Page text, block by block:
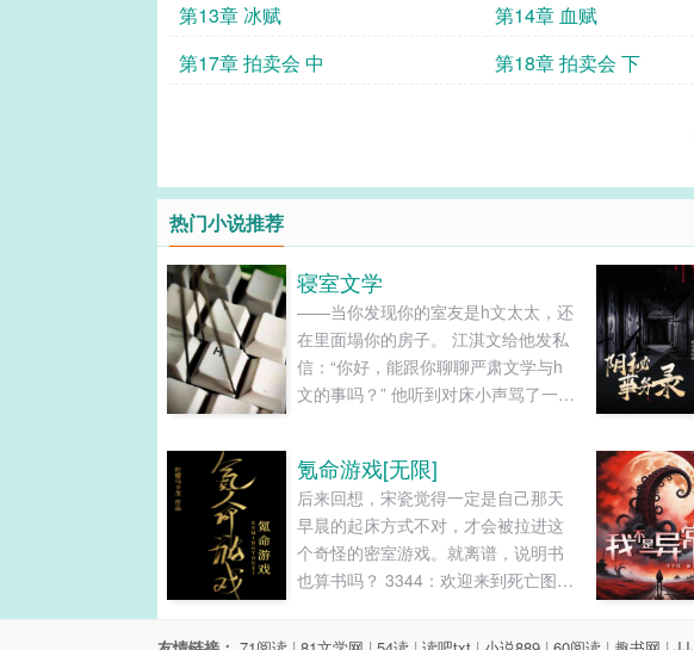
第13章 冰赋
第14章 血赋
第17章 拍卖会 中
第18章 拍卖会 下
热门小说推荐
寝室文学
——当你发现你的室友是h文太太，还
在里面塌你的房子。 江淇文给他发私
信：“你好，能跟你聊聊严肃文学与h
文的事吗？” 他听到对床小声骂了一
恭听。」 江淇文：…… 他咬牙切齿地
打字：“你不觉得严肃文学应该是纯洁
的，应该与h分开独立发展吗？” 对床
在床帘之下发出克制的鹅笑，“大清亡
了知道吗，你是你妈从石头缝里扒出
读十年书。说的有理，受教了。」 江
氪命游戏[无限]
后来回想，宋瓷觉得一定是自己那天
早晨的起床方式不对，才会被拉进这
个奇怪的密室游戏。就离谱，说明书
也算书吗？ 3344：欢迎来到死亡图书
息，一个坏消息，你想先听哪一个。